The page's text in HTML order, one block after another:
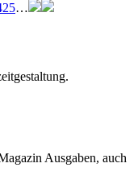
25…
Ausgaben, auch